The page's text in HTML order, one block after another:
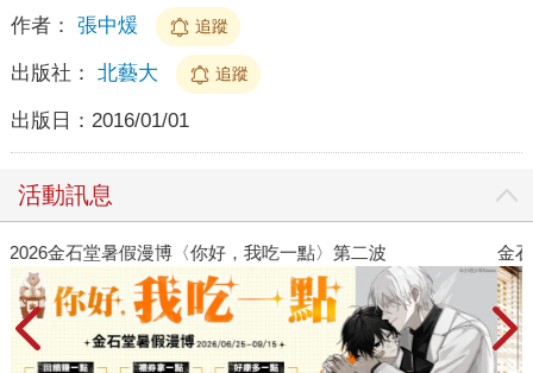
作者： 張中煖 追蹤
出版社： 北藝大 追蹤
出版日： 2016/01/01
活動訊息
金石堂2026海外優惠：電子書